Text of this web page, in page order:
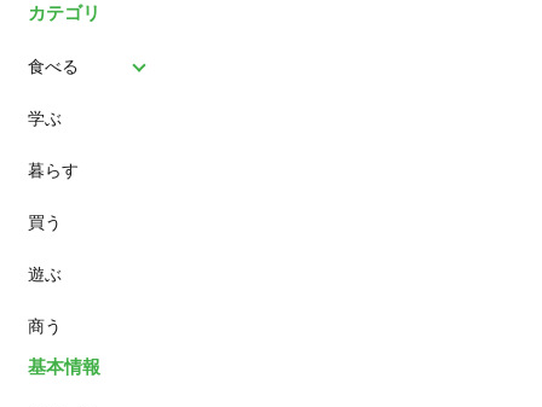
カテゴリ
食べる
パン
スイーツ
ランチ
カフェ
学ぶ
暮らす
買う
遊ぶ
商う
基本情報